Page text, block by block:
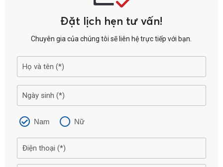
Đặt lịch hẹn tư vấn!
Chuyên gia của chúng tôi sẽ liên hệ trực tiếp với bạn.
Nam Nữ